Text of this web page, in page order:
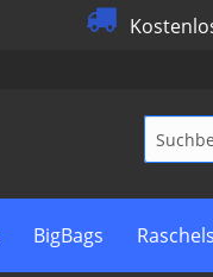
BigBags